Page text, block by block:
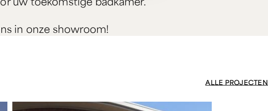
in onze showroom!
ALLE PROJECTEN